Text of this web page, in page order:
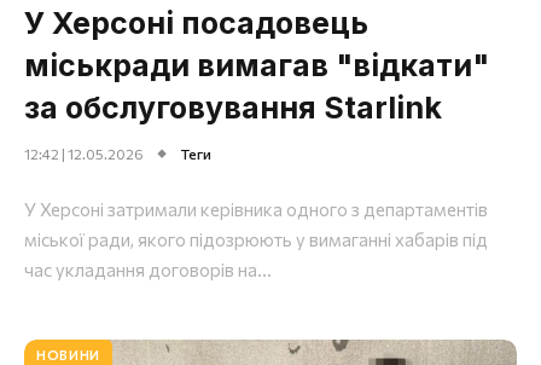
У Херсоні посадовець
міськради вимагав "відкати"
за обслуговування Starlink
12:42 | 12.05.2026 Теги
У Херсоні затримали керівника одного з департаментів
міської ради, якого підозрюють у вимаганні хабарів під
час укладання договорів на...
НОВИНИ